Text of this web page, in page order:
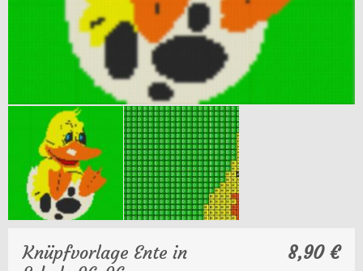
8,90€
Knüpfvorlage Ente in